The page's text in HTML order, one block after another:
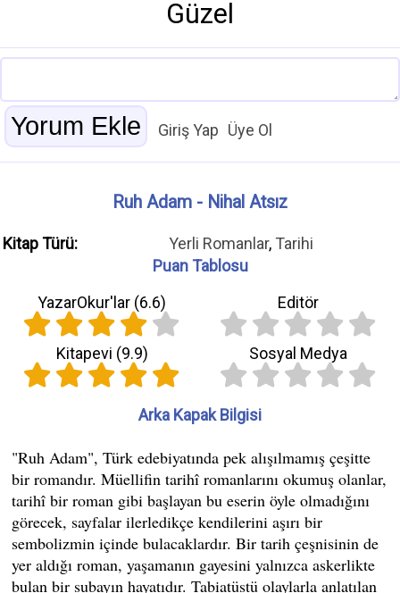
Güzel
Giriş Yap Üye Ol
Ruh Adam - Nihal Atsız
Kitap Türü: Yerli Romanlar, Tarihi
Puan Tablosu
YazarOkur'lar (6.6) Editör
Kitapevi (9.9) Sosyal Medya
Arka Kapak Bilgisi